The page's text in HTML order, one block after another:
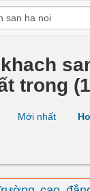
trong
Mới nhất